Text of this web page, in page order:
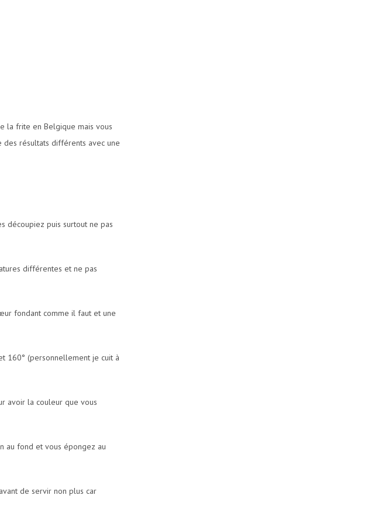
la frite en Belgique mais vous
des résultats différents avec une
découpiez puis surtout ne pas
différentes et ne pas
fondant comme il faut et une
160° (personnellement je cuit à
avoir la couleur que vous
au fond et vous épongez au
de servir non plus car